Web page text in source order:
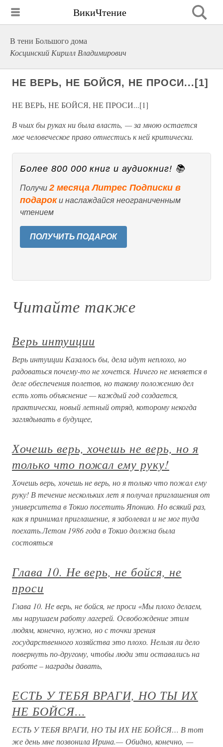
ВикиЧтение
В тени Большого дома
Косцинский Кирилл Владимирович
НЕ ВЕРЬ, НЕ БОЙСЯ, НЕ ПРОСИ...[1]
НЕ ВЕРЬ, НЕ БОЙСЯ, НЕ ПРОСИ...[1]
В чьих бы руках ни была власть, — за мною остается
мое человеческое право отнестись к ней критически.
Более 800 000 книг и аудиокниг! 📚
Получи 2 месяца Литрес Подписки в
подароки наслаждайся неограниченным
чтением
ПОЛУЧИТЬ ПОДАРОК
Читайте также
Верь интуиции
Верь интуиции Казалось бы, дела идут неплохо, но
радоваться почему-то не хочется. Ничего не меняется в
деле обеспечения полетов, но такому положению дел
есть хоть объяснение — каждый год создается,
практически, новый летный отряд, которому некогда
заглядывать в будущее,
Хочешь верь, хочешь не верь, но я
только что пожал ему руку!
Хочешь верь, хочешь не верь, но я только что пожал ему
руку! В течение нескольких лет я получал приглашения от
университета в Токио посетить Японию. Но всякий раз,
как я принимал приглашение, я заболевал и не мог туда
поехать.Летом 1986 года в Токио должна была
состояться
Глава 10. Не верь, не бойся, не
проси
Глава 10. Не верь, не бойся, не проси «Мы плохо делаем,
мы нарушаем работу лагерей. Освобождение этим
людям, конечно, нужно, но с точки зрения
государственного хозяйства это плохо. Нельзя ли дело
повернуть по-другому, чтобы люди эти оставались на
работе – награды давать,
ЕСТЬ У ТЕБЯ ВРАГИ, НО ТЫ ИХ
НЕ БОЙСЯ…
ЕСТЬ У ТЕБЯ ВРАГИ, НО ТЫ ИХ НЕ БОЙСЯ… В тот
же день мне позвонила Ирина.— Обидно, конечно, —